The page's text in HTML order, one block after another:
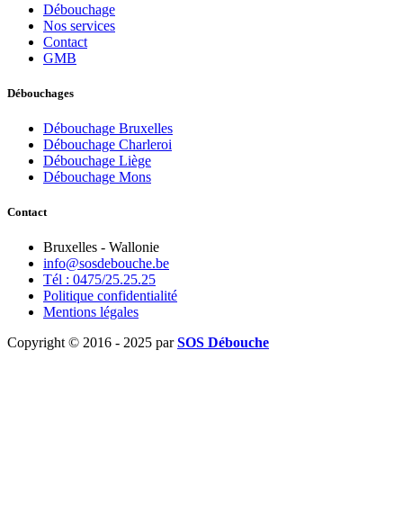
Débouchage
Nos services
Contact
GMB
Débouchages
Débouchage Bruxelles
Débouchage Charleroi
Débouchage Liège
Débouchage Mons
Contact
Bruxelles - Wallonie
info@sosdebouche.be
Tél : 0475/25.25.25
Politique confidentialité
Mentions légales
Copyright © 2016 - 2025 parSOS Débouche